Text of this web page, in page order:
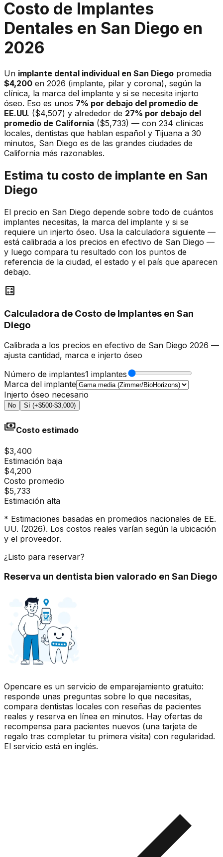
Costo de Implantes
Dentales en San Diego en
2026
Un implante dental individual en San Diego promedia
$4,200 en 2026 (implante, pilar y corona), según la
clínica, la marca del implante y si se necesita injerto
óseo. Eso es unos 7% por debajo del promedio de
EE.UU. ($4,507) y alrededor de 27% por debajo del
promedio de California ($5,733) — con 234 clínicas
locales, dentistas que hablan español y Tijuana a 30
minutos, San Diego es de las grandes ciudades de
California más razonables.
Estima tu costo de implante en San
Diego
El precio en San Diego depende sobre todo de cuántos
implantes necesitas, la marca del implante y si se
requiere un injerto óseo. Usa la calculadora siguiente —
está calibrada a los precios en efectivo de San Diego —
y luego compara tu resultado con los puntos de
referencia de la ciudad, el estado y el país que aparecen
debajo.
calculate
Calculadora de Costo de Implantes en San
Diego
Calibrada a los precios en efectivo de San Diego 2026 —
ajusta cantidad, marca e injerto óseo
Número de implantes1 implantes
Marca del implante
Injerto óseo necesario
No Sí (+$500-$3,000)
paymentsCosto estimado
$3,400
Estimación baja
$4,200
Costo promedio
$5,733
Estimación alta
* Estimaciones basadas en promedios nacionales de EE.
UU. (2026). Los costos reales varían según la ubicación
y el proveedor.
¿Listo para reservar?
Reserva un dentista bien valorado en San Diego
Opencare es un servicio de emparejamiento gratuito:
responde unas preguntas sobre lo que necesitas,
compara dentistas locales con reseñas de pacientes
reales y reserva en línea en minutos. Hay ofertas de
recompensa para pacientes nuevos (una tarjeta de
regalo tras completar tu primera visita) con regularidad.
El servicio está en inglés.